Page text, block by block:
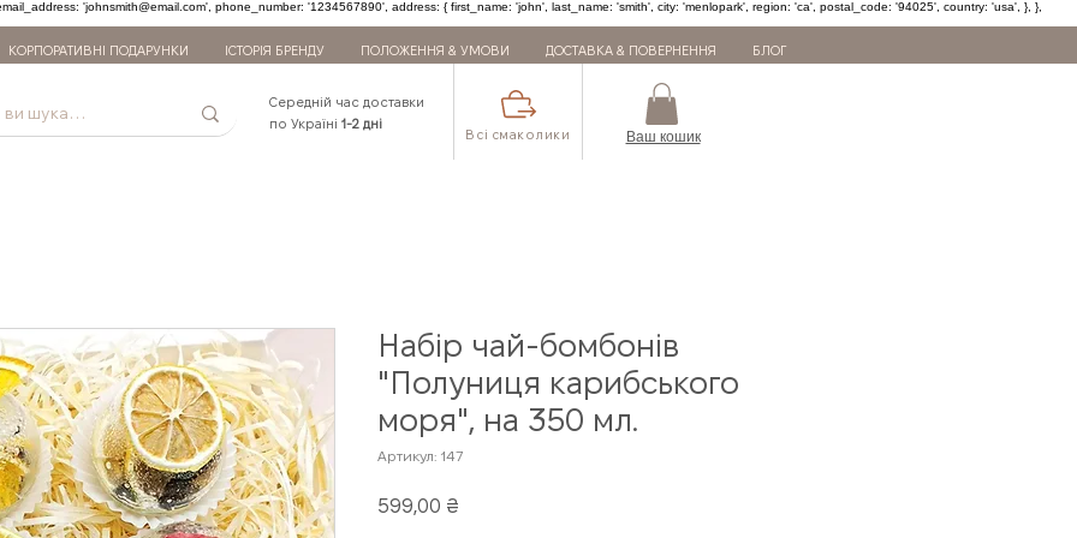
'johnsmith@email.com', phone_number: '1234567890', address: { first_name: 'john', last_name: 'smith', city: 'menlopark', region: 'ca', postal_code: '94025', country: 'usa', }, },
КОРПОРАТИВНІ ПОДАРУНКИ ІСТОРІЯ БРЕНДУ ПОЛОЖЕННЯ & УМОВИ ДОСТАВКА & ПОВЕРНЕННЯ БЛОГ
Середній час доставки
по Україні 1-2 дні
Всі смаколики Ваш кошик
Набір чай-бомбонів
"Полуниця карибського
моря", на 350 мл.
Артикул: 147
599,00 ₴